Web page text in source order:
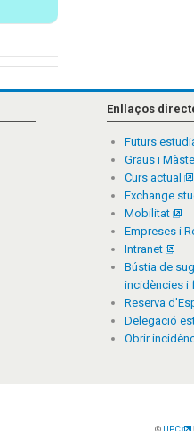
Enllaços
Futurs
Graus i
Curs actual
Exchange
Mobilitat
Empreses i
Intranet
Bústia de
incidències i
Reserva
Delegació
Obrir